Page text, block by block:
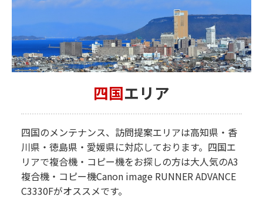
四国エリア
四国のメンテナンス、訪問提案エリアは高知県・香
川県・徳島県・愛媛県に対応しております。四国エ
リアで複合機・コピー機をお探しの方は大人気のA3
複合機・コピー機Canon image RUNNER ADVANCE
C3330Fがオススメです。